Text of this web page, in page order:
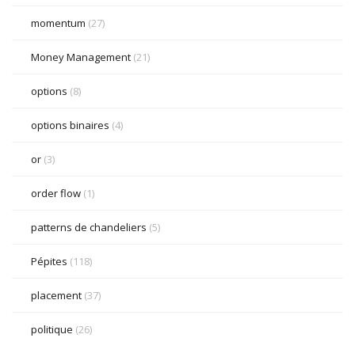
momentum (27)
Money Management (21)
options (8)
options binaires (4)
or (3)
order flow (1)
patterns de chandeliers (5)
Pépites (118)
placement (37)
politique (26)